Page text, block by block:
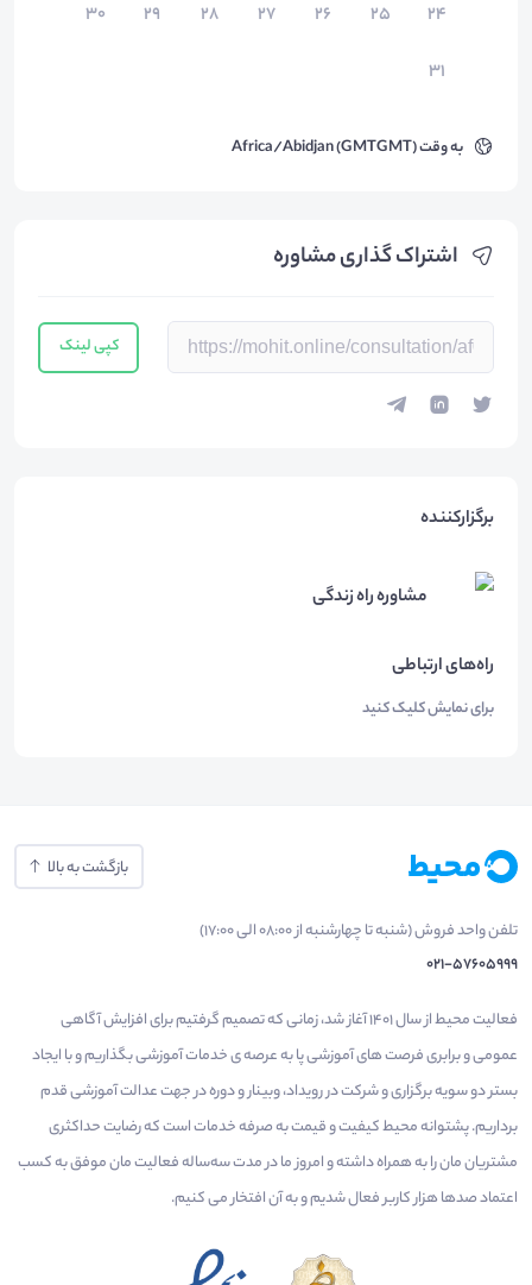
۲۴
۲۵ ۲۶ ۲۷ ۲۸ ۲۹
۳۰
۳۱
به وقتAfrica/Abidjan (GMTGMT)
اشتراک گذاری مشاوره
کپی لینک
برگزارکننده
مشاوره راه زندگی
راه‌های ارتباطی
برای نمایش کلیک کنید
بازگشت به بالا
تلفن واحد فروش (شنبه تا چهارشنبه از 08:00 الی 17:00)
021-57605999
فعالیت محیط از سال 1401 آغاز شد، زمانی که تصمیم گرفتیم برای افزایش آگاهی
عمومی و برابری فرصت های آموزشی پا به عرصه ی خدمات آموزشی بگذاریم و با ایجاد
بستر دو سویه برگزاری و شرکت در رویداد، وبینار و دوره در جهت عدالت آموزشی قدم
برداریم. پشتوانه محیط کیفیت و قیمت به صرفه خدمات است که رضایت حداکثری
مشتریان مان را به همراه داشته و امروز ما در مدت سه‌ساله فعالیت مان موفق به کسب
اعتماد صدها هزار کاربر فعال شدیم و به آن افتخار می‌ کنیم.